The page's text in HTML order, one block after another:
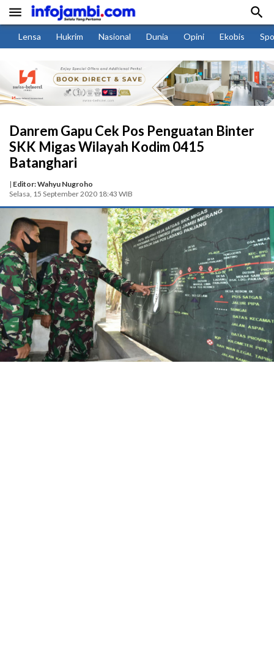
 
Lensa Hukrim Nasional Dunia Opini Ekobis
Danrem Gapu Cek Pos Penguatan Binter
SKK Migas Wilayah Kodim 0415
Batanghari
| Editor: Wahyu Nugroho
Selasa, 15 September 2020 18:43 WIB